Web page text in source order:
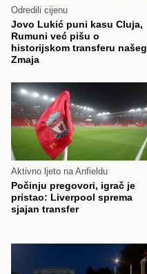
Odredili cijenu
Jovo Lukić puni kasu Cluja,
Rumuni već pišu o
historijskom transferu našeg
Zmaja
Aktivno ljeto na Anfieldu
Počinju pregovori, igrač je
pristao: Liverpool sprema
sjajan transfer